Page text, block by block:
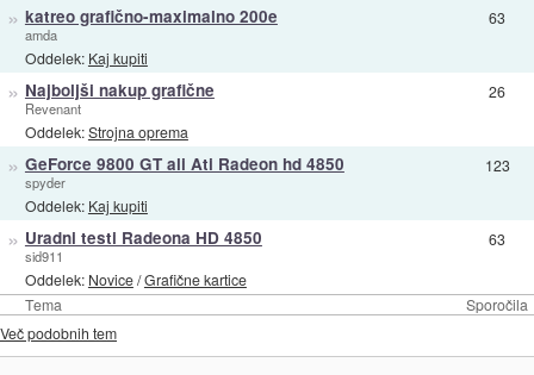
Tema Sporočila
» katreo grafično-maximalno 200e
amda
Oddelek: Kaj kupiti
63
» Najboljši nakup grafične
Revenant
Oddelek:Strojna oprema
26
» GeForce 9800 GT ali Ati Radeon hd 4850
spyder
Oddelek: Kaj kupiti
123
» Uradni testi Radeona HD 4850
sid911
Oddelek: Novice/Grafične kartice
63
Več podobnih tem